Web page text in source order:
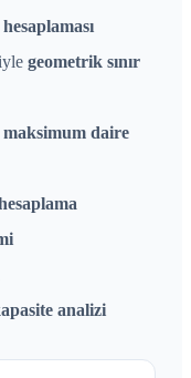
geometrik sınır
maksimum daire
analizi